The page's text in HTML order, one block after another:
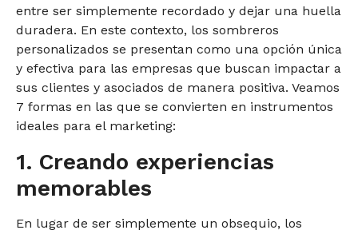
entre ser simplemente recordado y dejar una huella
duradera. En este contexto, los sombreros
personalizados se presentan como una opción única
y efectiva para las empresas que buscan impactar a
sus clientes y asociados de manera positiva. Veamos
7 formas en las que se convierten en instrumentos
ideales para el marketing:
1. Creando experiencias
memorables
En lugar de ser simplemente un obsequio, los